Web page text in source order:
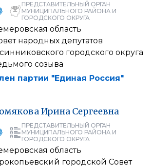
ПРЕДСТАВИТЕЛЬНЫЙ ОРГАН
МУНИЦИПАЛЬНОГО РАЙОНА И
ГОРОДСКОГО ОКРУГА
область
народных депутатов
городского округа
созыва
партии "Единая Россия"
Ирина Сергеевна
ПРЕДСТАВИТЕЛЬНЫЙ ОРГАН
МУНИЦИПАЛЬНОГО РАЙОНА И
ГОРОДСКОГО ОКРУГА
область
городской Совет